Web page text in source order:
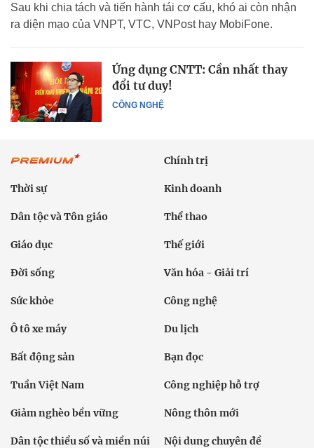
Sau khi chia tách và tiến hành tái cơ cấu, khó ai còn nhận
ra diện mạo của VNPT, VTC, VNPost hay MobiFone.
CÔNG NGHỆ
Ứng dụng CNTT: Cần nhất thay
đổi tư duy!
Chính trị
Thời sự Kinh doanh
Dân tộc và Tôn giáo Thể thao
Giáo dục Thế giới
Đời sống Văn hóa - Giải trí
Sức khỏe Công nghệ
Ô tô xe máy Du lịch
Bất động sản Bạn đọc
Tuần Việt Nam Công nghiệp hỗ trợ
Giảm nghèo bền vững Nông thôn mới
Dân tộc thiểu số và miền núi Nội dung chuyên đề